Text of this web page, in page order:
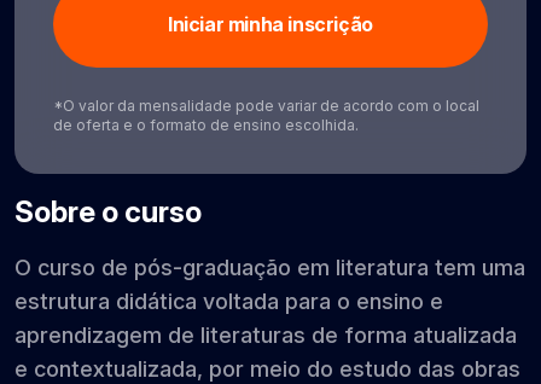
Sobre o curso
O curso de pós-graduação em literatura tem uma
estrutura didática voltada para o ensino e
aprendizagem de literaturas de forma atualizada
e contextualizada, por meio do estudo das obras
Iniciar minha inscrição
*O valor da mensalidade pode variar de acordo com o local
de oferta e o formato de ensino escolhida.